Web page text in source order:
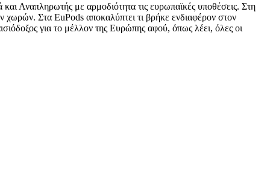
Αναπληρωτής με αρμοδιότητα τις ευρωπαϊκές υποθέσεις. Στη
χωρών. Στα EuPods αποκαλύπτει τι βρήκε ενδιαφέρον στον
για το μέλλον της Ευρώπης αφού, όπως λέει, όλες οι